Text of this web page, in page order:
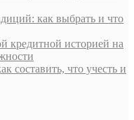
как выбрать и что
кредитной историей на
составить, что учесть и